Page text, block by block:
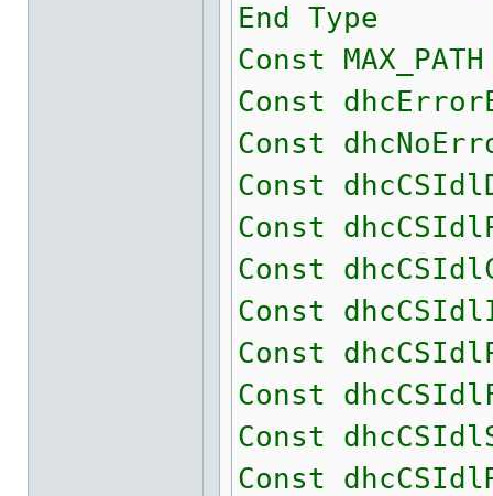
End Type
Const
Const
Const
Const
Const
Const
Const
Const
Const
Const
Const